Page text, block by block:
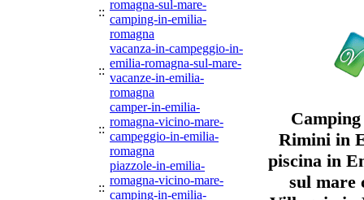
::
romagna-sul-mare-
camping-in-emilia-
romagna
::
vacanza-in-campeggio-in-
emilia-romagna-sul-mare-
vacanze-in-emilia-
romagna
::
camper-in-emilia-
romagna-vicino-mare-
campeggio-in-emilia-
romagna
::
piazzole-in-emilia-
romagna-vicino-mare-
camping-in-emilia-
Rimini in
piscina in
sul mare